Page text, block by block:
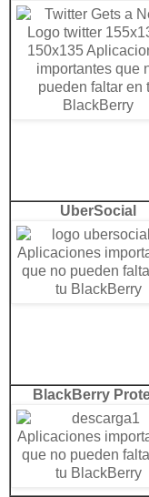
UberSocial
BlackBerry